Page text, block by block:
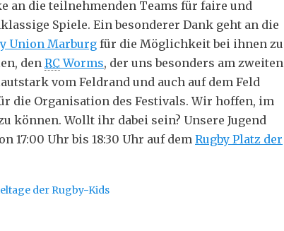
an die teilnehmenden Teams für faire und
Spiele. Ein besonderer Dank geht an die
Union Marburg für die Möglichkeit bei ihnen zu
denRCWorms, der uns besonders am zweiten
vom Feldrand und auch auf dem Feld
die Organisation des Festivals. Wir hoffen, im
können. Wollt ihr dabei sein? Unsere Jugend
17:00 Uhr bis 18:30 Uhr auf dem Rugby Platz der
der Rugby-Kids